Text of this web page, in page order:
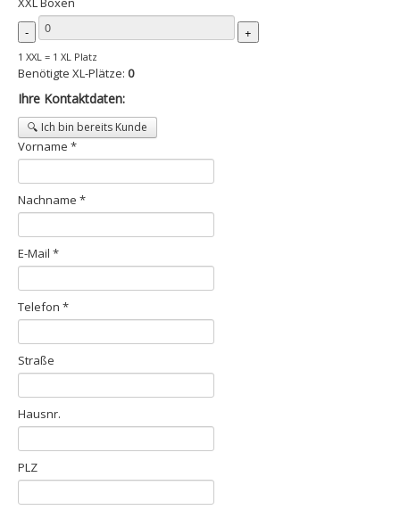
- +
1 XXL = 1 XL Platz
Benötigte XL-Plätze: 0
Ihre Kontaktdaten:
🔍 Ich bin bereits Kunde
Vorname *
Nachname *
E-Mail *
Telefon *
Straße
Hausnr.
PLZ